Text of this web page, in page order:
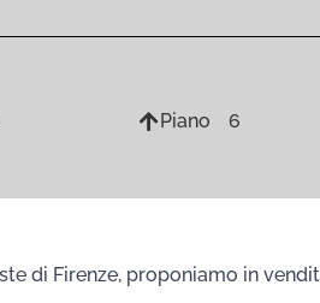
Piano 6
di Firenze, proponiamo in